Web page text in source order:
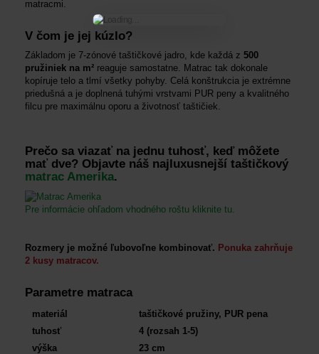
matracmi.
V čom je jej kúzlo?
Základom je 7-zónové taštičkové jadro, kde každá z 500
pružiniek na m² reaguje samostatne. Matrac tak dokonale
kopíruje telo a tlmí všetky pohyby. Celá konštrukcia je extrémne
priedušná a je doplnená tuhými vrstvami PUR peny a kvalitného
filcu pre maximálnu oporu a životnosť taštičiek.
Prečo sa viazať na jednu tuhosť, keď môžete
mať dve? Objavte náš najluxusnejší taštičkový
matrac Amerika.
Pre informácie ohľadom vhodného roštu kliknite tu.
Rozmery je možné ľubovoľne kombinovať. Ponuka zahrňuje
2 kusy matracov.
Parametre matraca
materiál
taštičkové pružiny, PUR pena
tuhosť
4 (rozsah 1-5)
výška
23 cm